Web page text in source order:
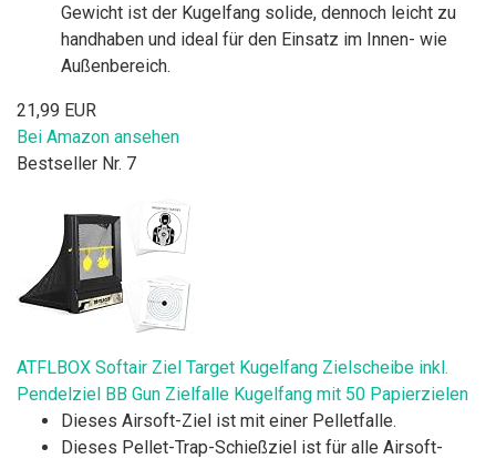
Gewicht ist der Kugelfang solide, dennoch leicht zu
handhaben und ideal für den Einsatz im Innen- wie
Außenbereich.
21,99 EUR
Bei Amazon ansehen
Bestseller Nr. 7
ATFLBOX Softair Ziel Target Kugelfang Zielscheibe inkl.
Pendelziel BB Gun Zielfalle Kugelfang mit 50 Papierzielen
Dieses Airsoft-Ziel ist mit einer Pelletfalle.
Dieses Pellet-Trap-Schießziel ist für alle Airsoft-